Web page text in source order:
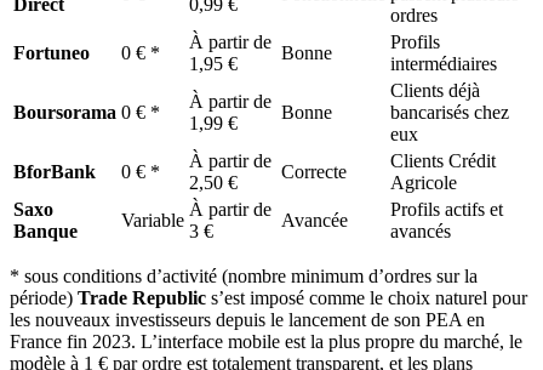
Direct
0,99 €
ordres
Fortuneo
0 € *
À partir de
1,95 €
Bonne
Profils
intermédiaires
Boursorama 0 € *
À partir de
1,99 €
Bonne
Clients déjà
bancarisés chez
eux
BforBank
0 € *
À partir de
2,50 €
Correcte
Clients Crédit
Agricole
Saxo
Banque
Variable
À partir de
3 €
Avancée
Profils actifs et
avancés
* sous conditions d’activité (nombre minimum d’ordres sur la
période) Trade Republic s’est imposé comme le choix naturel pour
les nouveaux investisseurs depuis le lancement de son PEA en
France fin 2023. L’interface mobile est la plus propre du marché, le
modèle à 1 € par ordre est totalement transparent, et les plans